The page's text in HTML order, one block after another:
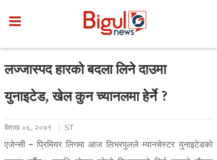
लज्जास्पद हारको बदला लिने दाउमा
युनाइटेड, खेल कुन च्यानलमा हेर्ने ?
बैशाख ०६, २०७९ ST
एजेन्सी – प्रिमियर लिगमा आज लिभरपुलले म्यानचेस्टर युनाइटेडको